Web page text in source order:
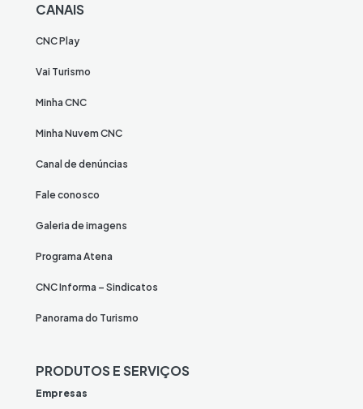
CANAIS
CNC Play
Vai Turismo
Minha CNC
Minha Nuvem CNC
Canal de denúncias
Fale conosco
Galeria de imagens
Programa Atena
CNC Informa – Sindicatos
Panorama do Turismo
PRODUTOS E SERVIÇOS
Empresas